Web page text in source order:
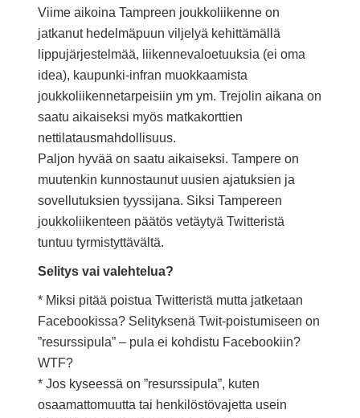
Viime aikoina Tampreen joukkoliikenne on
jatkanut hedelmäpuun viljelyä kehittämällä
lippujärjestelmää, liikennevaloetuuksia (ei oma
idea), kaupunki-infran muokkaamista
joukkoliikennetarpeisiin ym ym. Trejolin aikana on
saatu aikaiseksi myös matkakorttien
nettilatausmahdollisuus.
Paljon hyvää on saatu aikaiseksi. Tampere on
muutenkin kunnostaunut uusien ajatuksien ja
sovellutuksien tyyssijana. Siksi Tampereen
joukkoliikenteen päätös vetäytyä Twitteristä
tuntuu tyrmistyttävältä.
Selitys vai valehtelua?
* Miksi pitää poistua Twitteristä mutta jatketaan
Facebookissa? Selityksenä Twit-poistumiseen on
”resurssipula” – pula ei kohdistu Facebookiin?
WTF?
* Jos kyseessä on ”resurssipula”, kuten
osaamattomuutta tai henkilöstövajetta usein